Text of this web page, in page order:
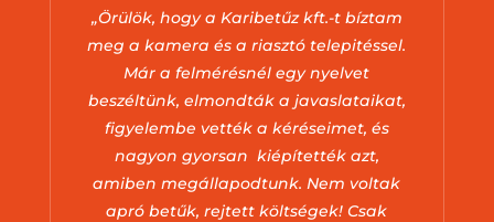
„Örülök, hogy a Karibetűz kft.-t bíztam
meg a kamera és a riasztó telepitéssel.
Már a felmérésnél egy nyelvet
beszéltünk, elmondták a javaslataikat,
figyelembe vették a kéréseimet, és
nagyon gyorsan kiépítették azt,
amiben megállapodtunk. Nem voltak
apró betűk, rejtett költségek! Csak